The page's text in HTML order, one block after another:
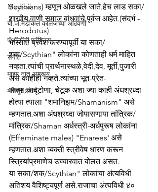
Medical
बी.जे.मेडीकल काॅलेजच्या आठवणी
पॅथाॅलाॅजी प्रॅक्टिस
संगीत
माझा नातू अगस्त्य
मणिपूर संघर्ष
Scythians) म्हणून ओळखले जाते.हेच लाड सका/
शाखीय वाणी समाज बांधवांचे पूर्वज आहेत.(संदर्भ -
Herodotus)
भारतात प्रवेश करण्यापूर्वी या सका/
शक/Scythian" लोकांना कोणताही धर्म माहित
नव्हता.त्यांची प्रार्थनास्थळे,वेदी,देव, मूर्ती,पुजारी
असे काहीही नव्हते.त्यांच्या भूत-प्रेत-
आत्मा,जादूटोणा, चेटूक अशा ज्या काही अंधश्रध्दा
होत्या त्याला "शमानिझम/Shamanism" असे
म्हणतात.अशा अंधश्रध्दा जोपासणार्‍या तांत्रिक/
मांत्रिक/Shaman अर्धस्त्री-अर्धपुरूष लोकांना
(Effeminate males) "Enarees' असे
म्हणतात.अशा व्यक्ती स्त्रीवेष धारण करून
स्त्रियांप्रमाणेच उच्चारवात बोलत असत.
या सका/शक/Scythian" लोकांचा अंत्यविधी
अतिशय वैशिष्ट्यपूर्ण असे.राजाचा अंत्यविधी ४०